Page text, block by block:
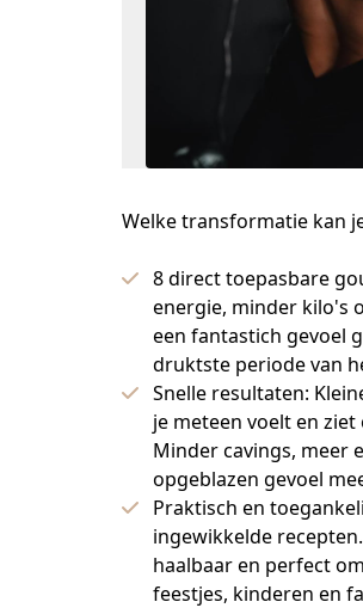
Welke transformatie kan
8 direct toepasbare
energie, minder kilo's
een fantastich gevoel
druktste periode van
Snelle resultaten:
je meteen voelt en ziet
Minder cavings, meer
opgeblazen gevoel
Praktisch en
ingewikkelde
haalbaar en perfect
feestjes, kinderen en